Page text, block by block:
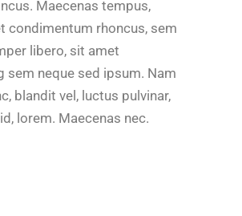
Maecenas tempus,
condimentum rhoncus, sem
libero, sit amet
sem neque sed ipsum. Nam
blandit vel, luctus pulvinar,
lorem. Maecenas nec.